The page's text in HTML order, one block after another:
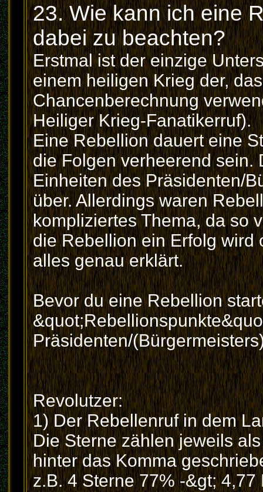
23. Wie kann ich eine
dabei zu beachten?
Erstmal ist der einzige
einem heiligen Krieg der,
Chancenberechnung
Heiliger Krieg-Fanatikerruf).
Eine Rebellion dauert eine
die Folgen verheerend sein.
Einheiten des Präsidenten/
über. Allerdings waren
kompliziertes Thema, da so
die Rebellion ein Erfolg wird
alles genau erklärt.
Bevor du eine Rebellion
Präsidenten/
Revolutzer:
1) Der Rebellenruf in dem
Die Sterne zählen jeweils
hinter das Komma
z.B. 4 Sterne 77% -&gt; 4,77